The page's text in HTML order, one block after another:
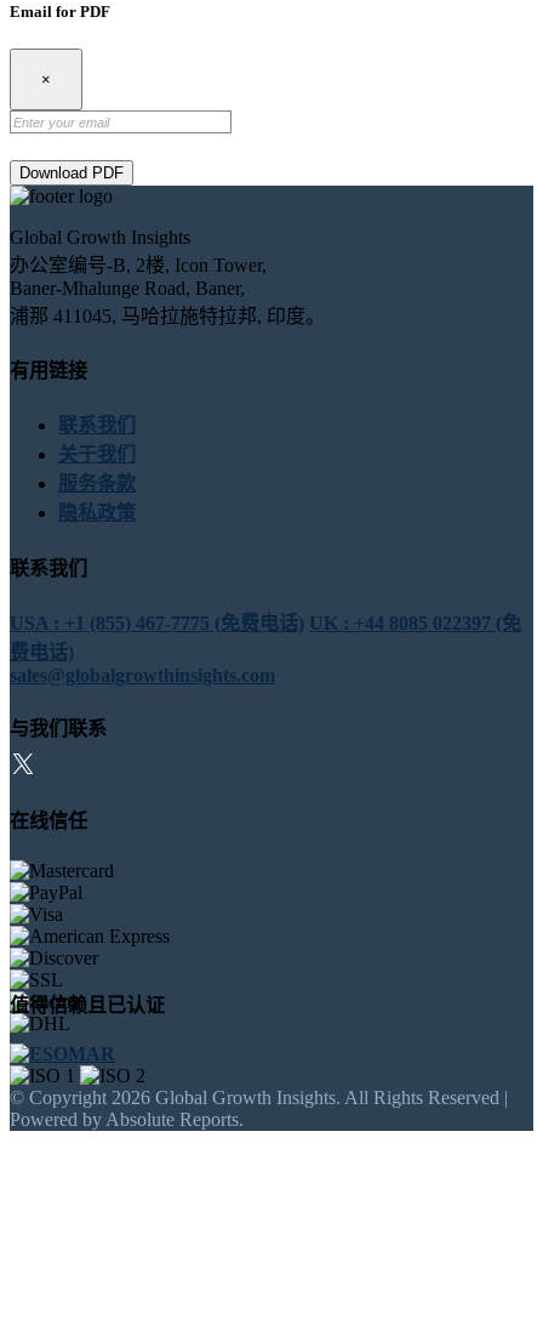
Email for PDF
×
Download PDF
Global Growth Insights
办公室编号-B, 2楼, Icon Tower,
Baner-Mhalunge Road, Baner,
浦那 411045, 马哈拉施特拉邦, 印度。
有用链接
联系我们
关于我们
服务条款
隐私政策
联系我们
USA : +1 (855) 467-7775 (免费电话) UK : +44 8085 022397 (免
费电话)
sales@globalgrowthinsights.com
与我们联系
在线信任
值得信赖且已认证
© Copyright 2026 Global Growth Insights. All Rights Reserved |
Powered by Absolute Reports.